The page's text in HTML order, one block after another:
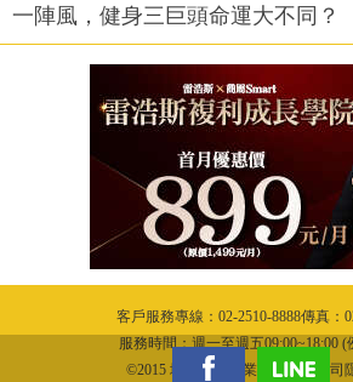
一陣風，健身三巨頭命運大不同？
客戶服務專線：02-2510-8888傳真：
服務時間：週一至週五09:00~18:00
©2015 城邦文化事業股份有限公司